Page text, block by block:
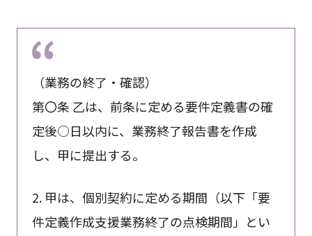
（業務の終了・確認）
第〇条 乙は、前条に定める要件定義書の確
定後○日以内に、業務終了報告書を作成
し、甲に提出する。
2. 甲は、個別契約に定める期間（以下「要
件定義作成支援業務終了の点検期間」とい